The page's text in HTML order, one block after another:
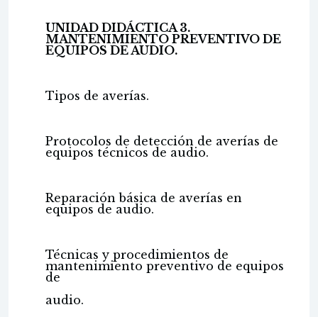
UNIDAD DIDÁCTICA 3.
MANTENIMIENTO PREVENTIVO DE
EQUIPOS DE AUDIO.
Tipos de averías.
Protocolos de detección de averías de
equipos técnicos de audio.
Reparación básica de averías en
equipos de audio.
Técnicas y procedimientos de
mantenimiento preventivo de equipos
de
audio.